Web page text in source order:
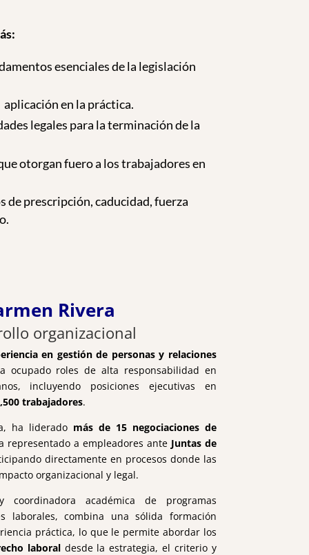
esenciales de la legislación
en la práctica.
legales para la terminación de la
otorgan fuero a los trabajadores en
de prescripción, caducidad, fuerza
Rivera
organizacional
en gestión de personas y relaciones
ocupado roles de alta responsabilidad en
incluyendo posiciones ejecutivas en
trabajadores.
ha liderado más de 15 negociaciones de
representado a empleadores ante Juntas de
directamente en procesos donde las
organizacional y legal.
coordinadora académica de programas
laborales, combina una sólida formación
práctica, lo que le permite abordar los
laboraldesde la estrategia, el criterio y